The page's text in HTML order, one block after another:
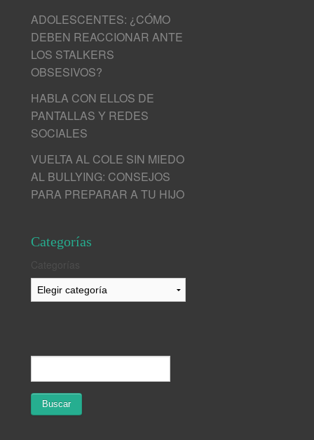
ADOLESCENTES: ¿CÓMO
DEBEN REACCIONAR ANTE
LOS STALKERS
OBSESIVOS?
HABLA CON ELLOS DE
PANTALLAS Y REDES
SOCIALES
VUELTA AL COLE SIN MIEDO
AL BULLYING: CONSEJOS
PARA PREPARAR A TU HIJO
Categorías